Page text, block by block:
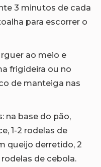
3 minutos de cada
para escorrer o
ao meio e
frigideira ou no
de manteiga nas
na base do pão,
1-2 rodelas de
queijo derretido, 2
de cebola.